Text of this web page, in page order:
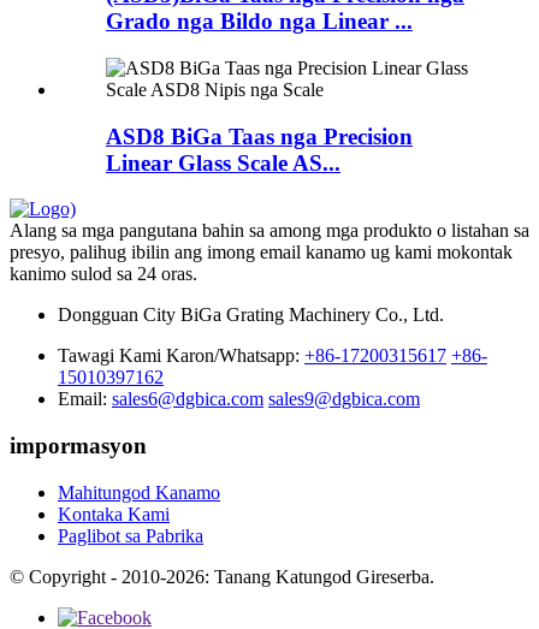
Grado nga Bildo nga Linear ...
ASD8 BiGa Taas nga Precision
Linear Glass Scale AS...
Alang sa mga pangutana bahin sa among mga produkto o listahan sa
presyo, palihug ibilin ang imong email kanamo ug kami mokontak
kanimo sulod sa 24 oras.
Dongguan City BiGa Grating Machinery Co., Ltd.
Tawagi Kami Karon/Whatsapp: +86-17200315617 +86-
15010397162
Email: sales6@dgbica.com sales9@dgbica.com
impormasyon
Mahitungod Kanamo
Kontaka Kami
Paglibot sa Pabrika
© Copyright - 2010-2026: Tanang Katungod Gireserba.